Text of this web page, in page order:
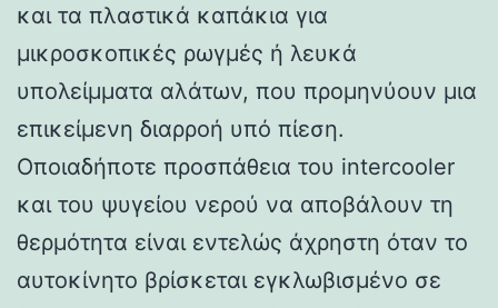
και τα πλαστικά καπάκια για
μικροσκοπικές ρωγμές ή λευκά
υπολείμματα αλάτων, που προμηνύουν μια
επικείμενη διαρροή υπό πίεση.
Οποιαδήποτε προσπάθεια του intercooler
και του ψυγείου νερού να αποβάλουν τη
θερμότητα είναι εντελώς άχρηστη όταν το
αυτοκίνητο βρίσκεται εγκλωβισμένο σε